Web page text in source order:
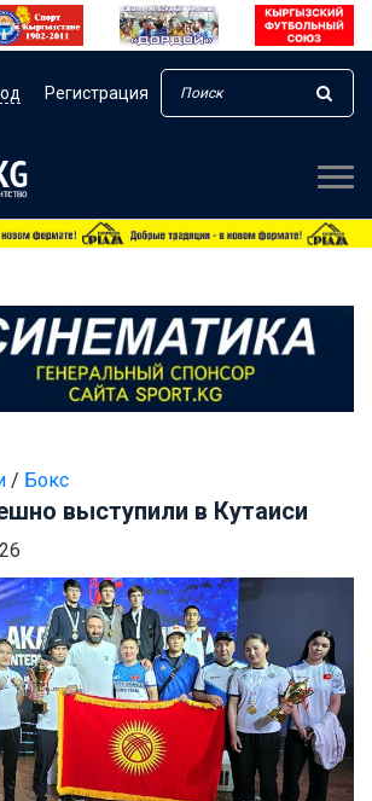
Регистрация
/ Бокс
выступили в Кутаиси